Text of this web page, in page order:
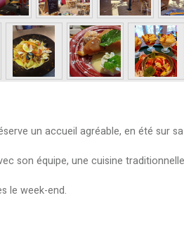
un accueil agréable, en été sur
son équipe, une cuisine
le week-end.